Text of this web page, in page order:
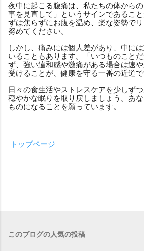
夜中に起こる腹痛は、私たちの体から
事を見直して」というサインであるこ
ずは焦らずにお腹を温め、楽な姿勢で
努めてください。
しかし、痛みには個人差があり、中に
いることもあります。「いつものこと
ず、強い違和感や激痛がある場合は速
受けることが、健康を守る一番の近道で
日々の食生活やストレスケアを少しず
穏やかな眠りを取り戻しましょう。あ
ものになることを願っています。
トップページ
このブログの人気の投稿